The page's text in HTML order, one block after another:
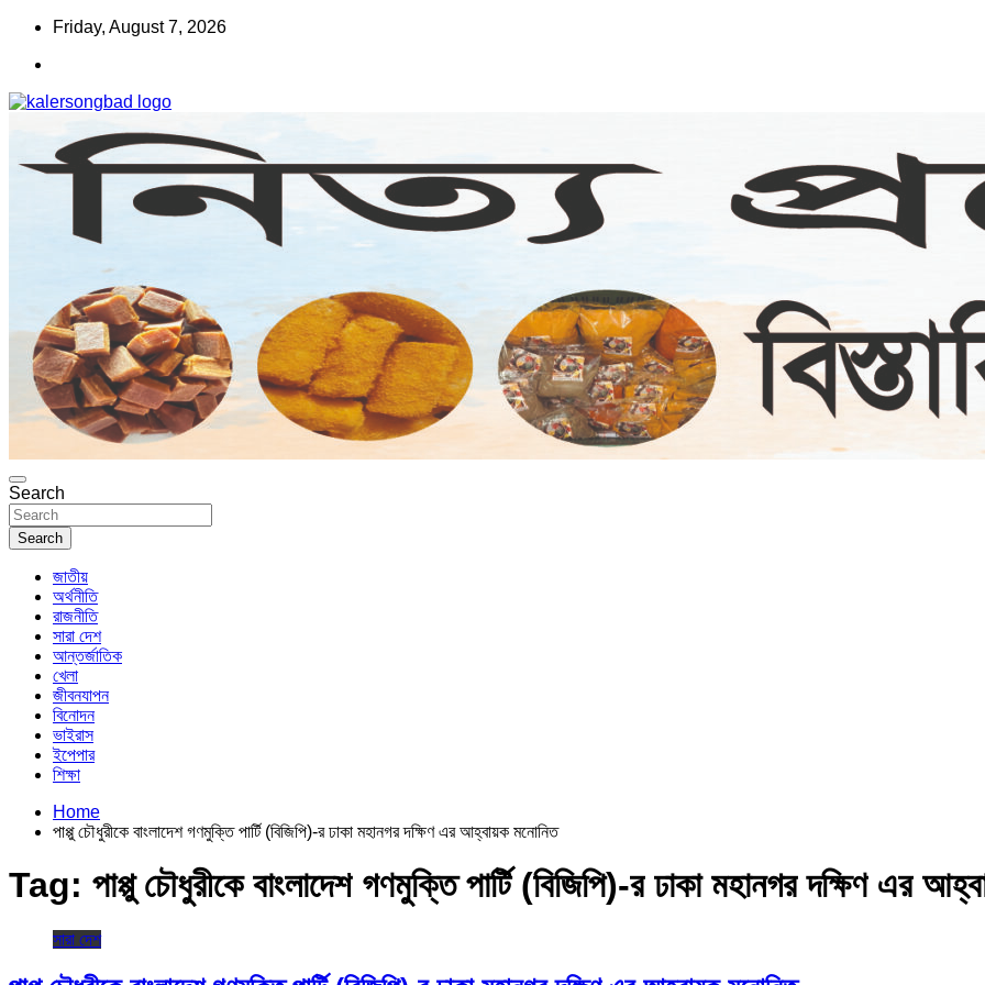
Skip
content
Friday, August 7, 2026
কালের সংবাদ
www.kalersongbad.com
Search
Search
জাতীয়
অর্থনীতি
রাজনীতি
সারা দেশ
আন্তর্জাতিক
খেলা
জীবনযাপন
বিনোদন
ভাইরাস
ইপেপার
শিক্ষা
Home
পাপ্পু চৌধুরীকে বাংলাদেশ গণমুক্তি পার্টি (বিজিপি)-র ঢাকা মহানগর দক্ষিণ এর আহ্বায়ক মনোনিত
Tag: পাপ্পু চৌধুরীকে বাংলাদেশ গণমুক্তি পার্টি (বিজিপি)-র ঢাকা মহানগর দক্ষিণ এর
সারা দেশ